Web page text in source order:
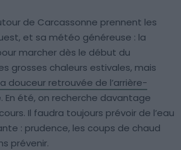
de Carcassonne prennent les
et sa météo généreuse : la
marcher dès le début du
grosses chaleurs estivales, mais
douceur retrouvée de l’arrière-
En été, on recherche davantage
Il faudra toujours prévoir de l’eau
: prudence, les coups de chaud
prévenir.